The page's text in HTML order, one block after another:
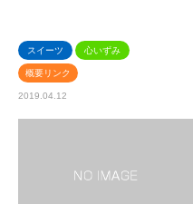
スイーツ 心いずみ
概要リンク
2019.04.12